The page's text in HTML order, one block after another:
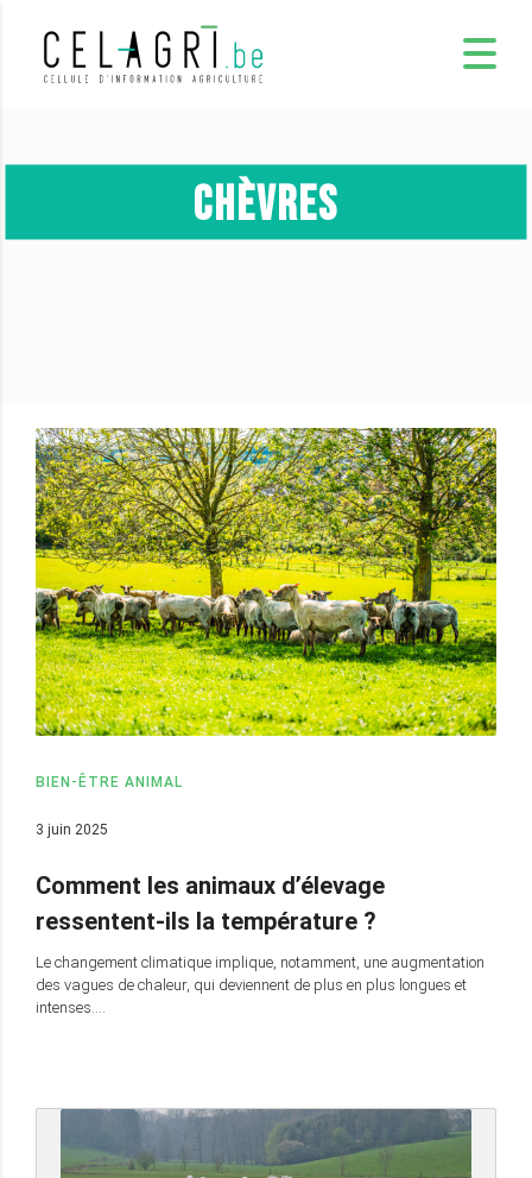
Chèvres
BIEN-ÊTRE ANIMAL
3 juin 2025
Comment les animaux d’élevage
ressentent-ils la température ?
Le changement climatique implique, notamment, une augmentation
des vagues de chaleur, qui deviennent de plus en plus longues et
intenses….